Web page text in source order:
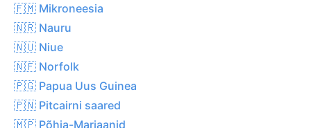
🇫🇲 Mikroneesia
🇳🇷 Nauru
🇳🇺 Niue
🇳🇫 Norfolk
🇵🇬 Papua Uus Guinea
🇵🇳 Pitcairni saared
🇲🇵 Põhja-Mariaanid